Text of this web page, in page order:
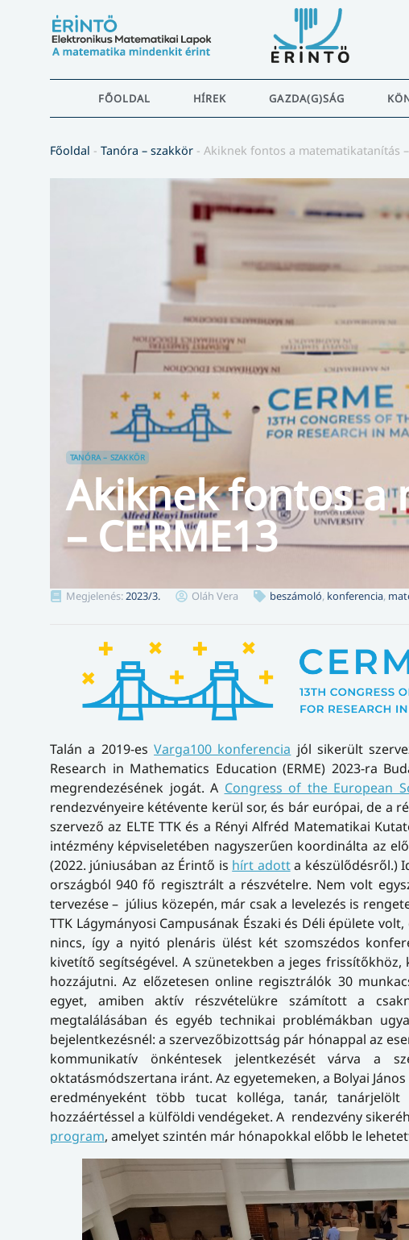
FŐOLDAL HÍREK GAZDA(G)SÁG
Főoldal - Tanóra – szakkör - Akiknek fontos a matematikatanítás –
TANÓRA – SZAKKÖR
Akiknek fontos a
– CERME13
Megjelenés:2023/3. Oláh Vera beszámoló, konferencia,
Talán a 2019-esVarga100 konferencia jól sikerült
Research in Mathematics Education (ERME) 2023-ra
megrendezésének jogát. A Congress of the European
rendezvényeire kétévente kerül sor, és bár európai, de a
szervező az ELTE TTK és a Rényi Alfréd Matematikai
intézmény képviseletében nagyszerűen koordinálta az
(2022. júniusában az Érintő is hírt adotta készülődésről.)
országból 940 fő regisztrált a részvételre. Nem volt
tervezése – július közepén, már csak a levelezés is
TTK Lágymányosi Campusának Északi és Déli épülete
nincs, így a nyitó plenáris ülést két szomszédos
kivetítő segítségével. A szünetekben a jeges
hozzájutni. Az előzetesen online regisztrálók 30
egyet, amiben aktív részvételükre számított a
megtalálásában és egyéb technikai problémákban
bejelentkezésnél: a szervezőbizottság pár hónappal az
kommunikatív önkéntesek jelentkezését várva a
oktatásmódszertana iránt. Az egyetemeken, a Bolyai
eredményeként több tucat kolléga, tanár,
hozzáértéssel a külföldi vendégeket. A rendezvény
program, amelyet szintén már hónapokkal előbb le